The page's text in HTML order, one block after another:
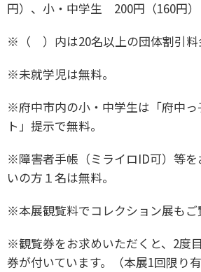
円）、小・中学生 200円（160円）
※（ ）内は20名以上の団体割引料
※未就学児は無料。
※府中市内の小・中学生は「府中っ
ト」提示で無料。
※障害者手帳（ミライロID可）等
いの方１名は無料。
※本展観覧料でコレクション展もご
※観覧券をお求めいただくと、2度
券が付いています。（本展1回限り有